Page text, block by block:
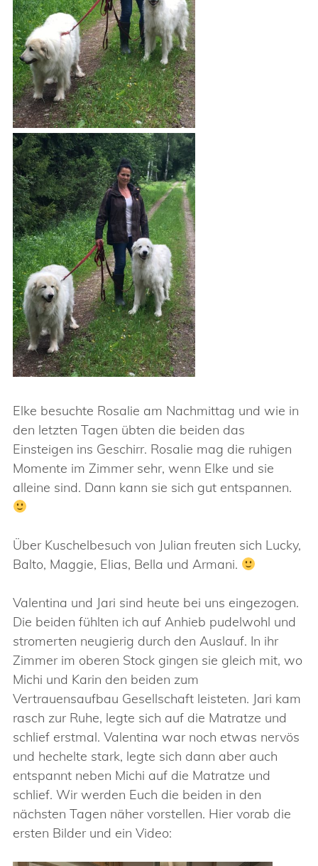
Elke besuchte Rosalie am Nachmittag und wie in
den letzten Tagen übten die beiden das
Einsteigen ins Geschirr. Rosalie mag die ruhigen
Momente im Zimmer sehr, wenn Elke und sie
alleine sind. Dann kann sie sich gut entspannen.
Über Kuschelbesuch von Julian freuten sich Lucky,
Balto, Maggie, Elias, Bella und Armani.
Valentina und Jari sind heute bei uns eingezogen.
Die beiden fühlten ich auf Anhieb pudelwohl und
stromerten neugierig durch den Auslauf. In ihr
Zimmer im oberen Stock gingen sie gleich mit, wo
Michi und Karin den beiden zum
Vertrauensaufbau Gesellschaft leisteten. Jari kam
rasch zur Ruhe, legte sich auf die Matratze und
schlief erstmal. Valentina war noch etwas nervös
und hechelte stark, legte sich dann aber auch
entspannt neben Michi auf die Matratze und
schlief. Wir werden Euch die beiden in den
nächsten Tagen näher vorstellen. Hier vorab die
ersten Bilder und ein Video: